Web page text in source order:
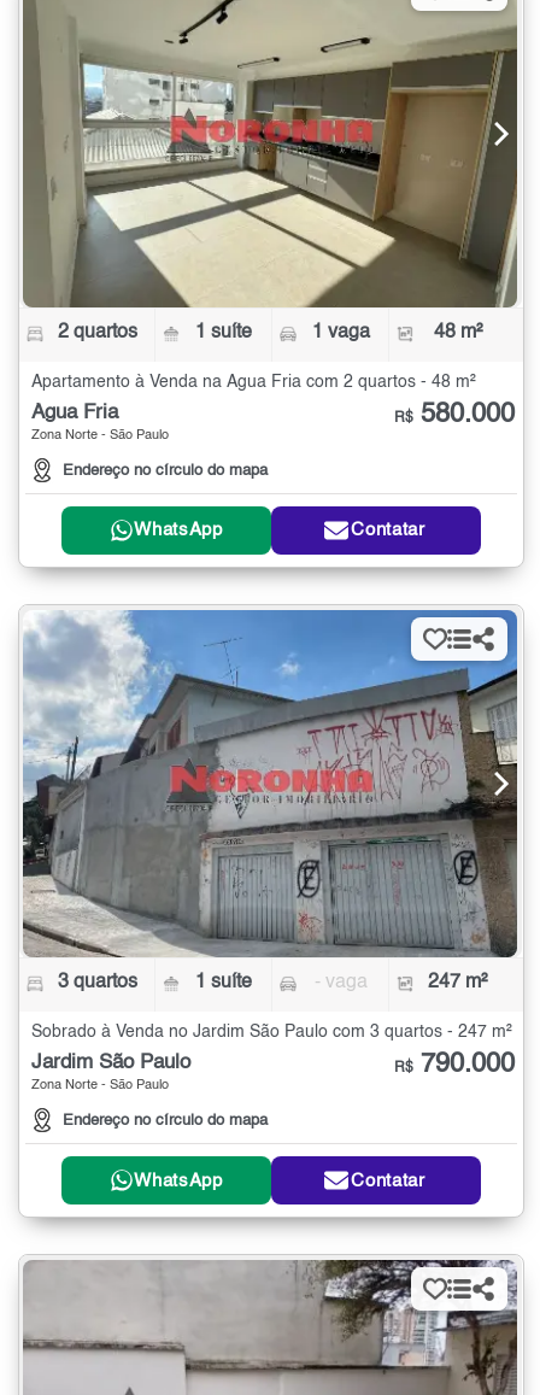
2 quartos 1 suíte 1 vaga 48 m²
Apartamento à Venda na Água Fria com 2 quartos - 48 m²
Água Fria
Zona Norte - São Paulo
Endereço no círculo do mapa
R$ 580.000
WhatsApp Contatar
3 quartos 1 suíte - vaga 247 m²
Sobrado à Venda no Jardim São Paulo com 3 quartos - 247 m²
Jardim São Paulo
Zona Norte - São Paulo
Endereço no círculo do mapa
R$ 790.000
WhatsApp Contatar